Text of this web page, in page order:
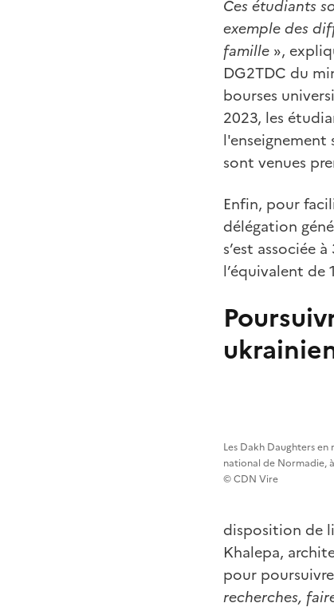
Ces étudiants
exemple des
famille »,
DG2TDC du
bourses
2023, les
sont venues
Enfin, pour
délégation
s’est associée
l’équivalent de
Les Dakh Daughters
national de Normadie,
© CDN Vire
disposition de
Khalepa,
pour
recherches,